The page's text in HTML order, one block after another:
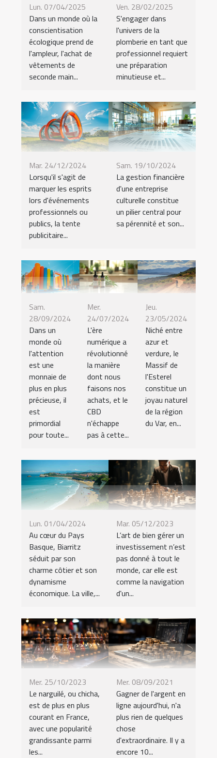
Lun. 07/04/2025
Dans un monde où la
conscientisation
écologique prend de
l'ampleur, l'achat de
vêtements de
seconde main...
Ven. 28/02/2025
S'engager dans
l'univers de la
plomberie en tant que
professionnel requiert
une préparation
minutieuse et...
Mar. 24/12/2024
Lorsqu'il s'agit de
marquer les esprits
lors d'événements
professionnels ou
publics, la tente
publicitaire...
Sam. 19/10/2024
La gestion financière
d'une entreprise
culturelle constitue
un pilier central pour
sa pérennité et son...
Sam.
28/09/2024
Dans un
monde où
l'attention
est une
monnaie de
plus en plus
précieuse, il
est
primordial
pour toute...
Mer.
24/07/2024
L'ère
numérique a
révolutionné
la manière
dont nous
faisons nos
achats, et le
CBD
n'échappe
pas à cette...
Jeu.
23/05/2024
Niché entre
azur et
verdure, le
Massif de
l'Esterel
constitue un
joyau naturel
de la région
du Var, en...
Lun. 01/04/2024
Au cœur du Pays
Basque, Biarritz
séduit par son
charme côtier et son
dynamisme
économique. La ville,...
Mar. 05/12/2023
L’art de bien gérer un
investissement n’est
pas donné à tout le
monde, car elle est
comme la navigation
d'un...
Mer. 25/10/2023
Le narguilé, ou chicha,
est de plus en plus
courant en France,
avec une popularité
grandissante parmi
les...
Mer. 08/09/2021
Gagner de l'argent en
ligne aujourd'hui, n'a
plus rien de quelques
chose
d'extraordinaire. Il y a
encore 10...